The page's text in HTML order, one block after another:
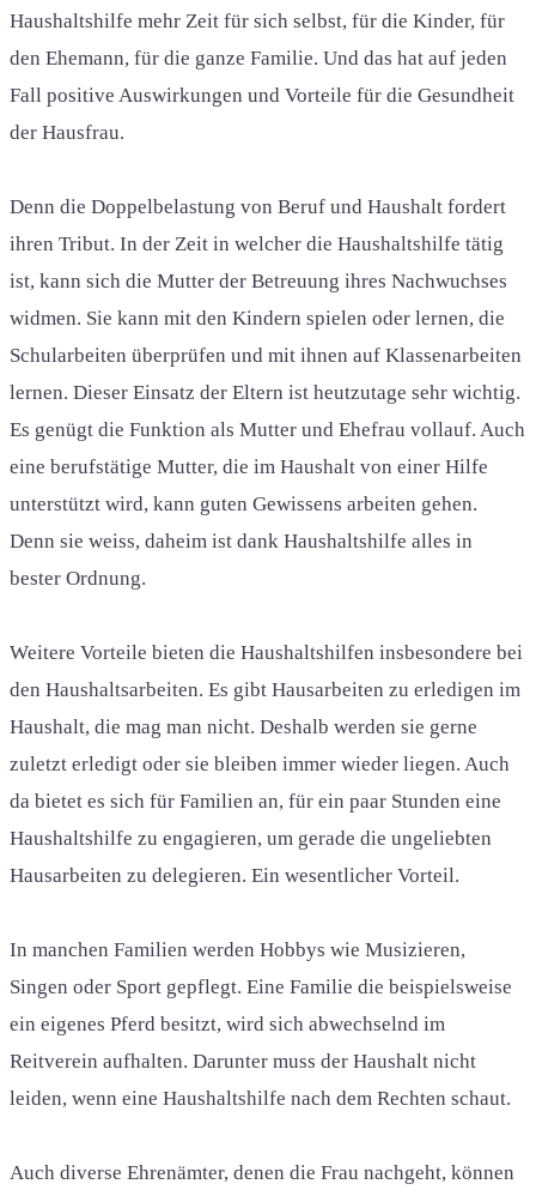
Haushaltshilfe mehr Zeit für sich selbst, für die Kinder, für
den Ehemann, für die ganze Familie. Und das hat auf jeden
Fall positive Auswirkungen und Vorteile für die Gesundheit
der Hausfrau.
Denn die Doppelbelastung von Beruf und Haushalt fordert
ihren Tribut. In der Zeit in welcher die Haushaltshilfe tätig
ist, kann sich die Mutter der Betreuung ihres Nachwuchses
widmen. Sie kann mit den Kindern spielen oder lernen, die
Schularbeiten überprüfen und mit ihnen auf Klassenarbeiten
lernen. Dieser Einsatz der Eltern ist heutzutage sehr wichtig.
Es genügt die Funktion als Mutter und Ehefrau vollauf. Auch
eine berufstätige Mutter, die im Haushalt von einer Hilfe
unterstützt wird, kann guten Gewissens arbeiten gehen.
Denn sie weiss, daheim ist dank Haushaltshilfe alles in
bester Ordnung.
Weitere Vorteile bieten die Haushaltshilfen insbesondere bei
den Haushaltsarbeiten. Es gibt Hausarbeiten zu erledigen im
Haushalt, die mag man nicht. Deshalb werden sie gerne
zuletzt erledigt oder sie bleiben immer wieder liegen. Auch
da bietet es sich für Familien an, für ein paar Stunden eine
Haushaltshilfe zu engagieren, um gerade die ungeliebten
Hausarbeiten zu delegieren. Ein wesentlicher Vorteil.
In manchen Familien werden Hobbys wie Musizieren,
Singen oder Sport gepflegt. Eine Familie die beispielsweise
ein eigenes Pferd besitzt, wird sich abwechselnd im
Reitverein aufhalten. Darunter muss der Haushalt nicht
leiden, wenn eine Haushaltshilfe nach dem Rechten schaut.
Auch diverse Ehrenämter, denen die Frau nachgeht, können